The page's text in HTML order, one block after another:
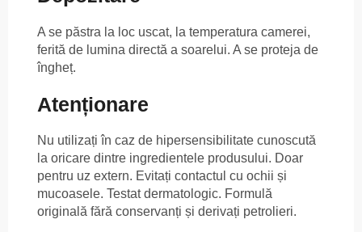
A se păstra la loc uscat, la temperatura camerei,
ferită de lumina directă a soarelui. A se proteja de
îngheț.
Atenționare
Nu utilizați în caz de hipersensibilitate cunoscută
la oricare dintre ingredientele produsului. Doar
pentru uz extern. Evitați contactul cu ochii și
mucoasele. Testat dermatologic. Formulă
originală fără conservanți și derivați petrolieri.